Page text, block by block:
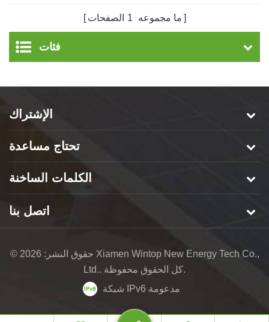
ما مجموعه 1 الصفحات
فئات
الإشتراك
تحتاج مساعدة
الكلمات الساخنة
اتصل بنا
© حقوق النشر: 2026 Xiamen Wintop New Energy Tech Co.,
Ltd.. كل الحقوق محفوظة.
شبكة IPv6 مدعومة